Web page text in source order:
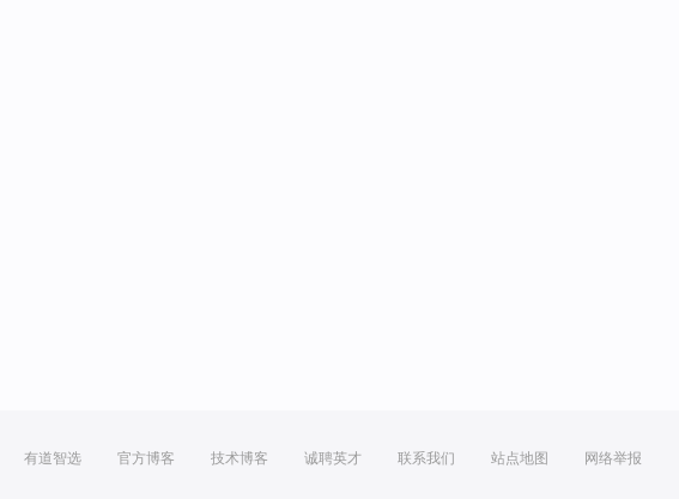
有道智选 官方博客 技术博客 诚聘英才 联系我们 站点地图 网络举报